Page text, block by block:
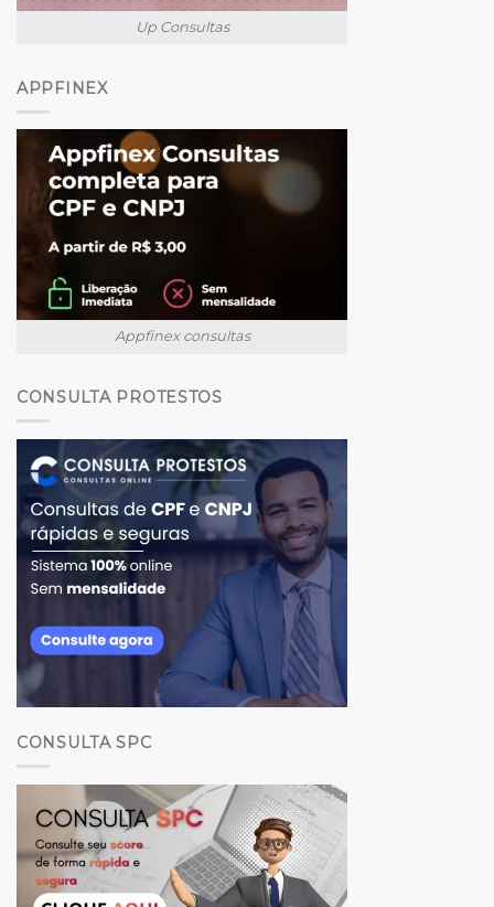
Up Consultas
APPFINEX
Appfinex consultas
CONSULTA PROTESTOS
CONSULTA SPC